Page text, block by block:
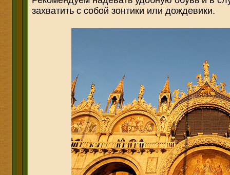
захватить с собой зонтики или дождевики.